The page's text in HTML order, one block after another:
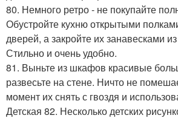
80. Немного ретро - не покупайте
Обустройте кухню открытыми
дверей, а закройте их занавесками
Стильно и очень удобно.
81. Выньте из шкафов красивые
развесьте на стене. Ничто не
момент их снять с гвоздя и
Детская 82. Несколько детских